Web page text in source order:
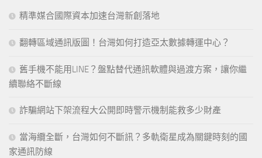
精準媒合國際資本加速台灣新創落地
翻轉區域通訊版圖！台灣如何打造亞太數據轉運中心？
舊手機不能用LINE？盤點替代通訊軟體與過渡方案，讓你繼
續聯絡不斷線
詐騙網站下架流程大公開即時警示機制能救多少財產
當海纜全斷，台灣如何不斷訊？多軌衛星成為關鍵時刻的國
家通訊防線